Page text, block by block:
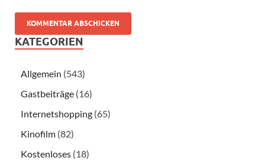
KATEGORIEN
Allgemein (543)
Gastbeiträge (16)
Internetshopping (65)
Kinofilm (82)
Kostenloses (18)